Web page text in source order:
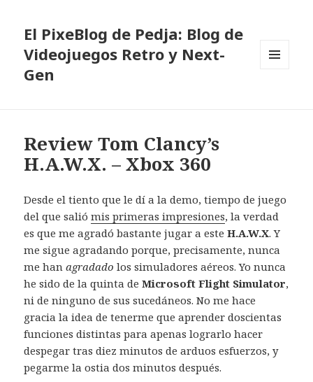
El PixeBlog de Pedja: Blog de
Videojuegos Retro y Next-
Gen
Review Tom Clancy’s
H.A.W.X. – Xbox 360
Desde el tiento que le dí a la demo, tiempo de juego
del que saliómis primeras impresiones, la verdad
es que me agradó bastante jugar a esteH.A.W.X. Y
me sigue agradando porque, precisamente, nunca
me hanagradadolos simuladores aéreos. Yo nunca
he sido de la quinta deMicrosoft Flight Simulator,
ni de ninguno de sus sucedáneos. No me hace
gracia la idea de tenerme que aprender doscientas
funciones distintas para apenas lograrlo hacer
despegar tras diez minutos de arduos esfuerzos, y
pegarme la ostia dos minutos después.